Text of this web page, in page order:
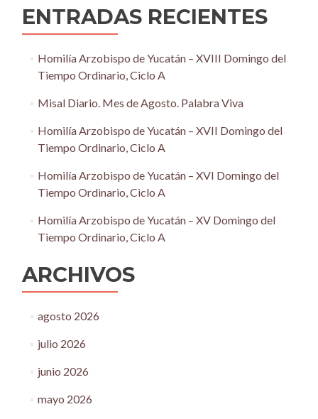
ENTRADAS RECIENTES
Homilía Arzobispo de Yucatán – XVIII Domingo del
Tiempo Ordinario, Ciclo A
Misal Diario. Mes de Agosto. Palabra Viva
Homilía Arzobispo de Yucatán – XVII Domingo del
Tiempo Ordinario, Ciclo A
Homilía Arzobispo de Yucatán – XVI Domingo del
Tiempo Ordinario, Ciclo A
Homilía Arzobispo de Yucatán – XV Domingo del
Tiempo Ordinario, Ciclo A
ARCHIVOS
agosto 2026
julio 2026
junio 2026
mayo 2026